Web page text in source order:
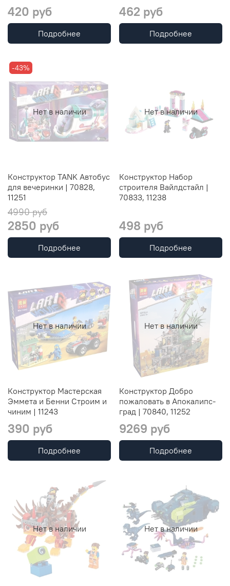
420 руб
Подробнее
462 руб
Подробнее
Нет в наличии
-43%
Конструктор TANK Автобус
для вечеринки | 70828,
11251
4990 руб
2850 руб
Подробнее
Нет в наличии
Конструктор Набор
строителя Вайлдстайл |
70833, 11238
498 руб
Подробнее
Нет в наличии
Конструктор Мастерская
Эммета и Бенни Строим и
чиним | 11243
390 руб
Подробнее
Нет в наличии
Конструктор Добро
пожаловать в Апокалипс-
град | 70840, 11252
9269 руб
Подробнее
Нет в наличии Нет в наличии